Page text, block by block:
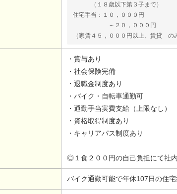
（１８歳以下第３子まで）
住宅手当：１０，０００円
～２０，０００円
（家賃４５，０００円以上、賃貸
・賞与あり
・社会保険完備
・退職金制度あり
・バイク・自転車通勤可
・通勤手当実費支給（上限なし）
・資格取得制度あり
・キャリアパス制度あり
◎１食２００円の自己負担にて社
バイク通勤可能で年休107日の住